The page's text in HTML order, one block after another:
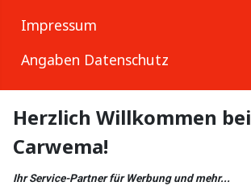
Impressum
Angaben Datenschutz
Herzlich Willkommen bei
Carwema!
Ihr Service-Partner für Werbung und mehr...